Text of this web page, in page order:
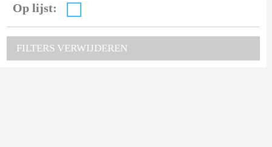
Op lijst:
FILTERS VERWIJDEREN